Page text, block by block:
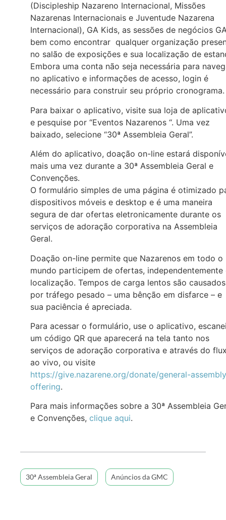
(Discipleship Nazareno Internacional, Missões
Nazarenas Internacionais e Juventude Nazarena
Internacional), GA Kids, as sessões de negócios
bem como encontrar qualquer organização
no salão de exposições e sua localização de
Embora uma conta não seja necessária para
no aplicativo e informações de acesso, login é
necessário para construir seu próprio cronograma.
Para baixar o aplicativo, visite sua loja de
e pesquise por “Eventos Nazarenos “. Uma vez
baixado, selecione “30ª Assembleia Geral”.
Além do aplicativo, doação on-line estará
mais uma vez durante a 30ª Assembleia Geral e
Convenções.
O formulário simples de uma página é otimizado
dispositivos móveis e desktop e é uma maneira
segura de dar ofertas eletronicamente durante os
serviços de adoração corporativa na Assembleia
Geral.
Doação on-line permite que Nazarenos em todo o
mundo participem de ofertas, independentemente
localização. Tempos de carga lentos são causados
por tráfego pesado – uma bênção em disfarce – e
sua paciência é apreciada.
Para acessar o formulário, use o aplicativo,
um código QR que aparecerá na tela tanto nos
serviços de adoração corporativa e através do
ao vivo, ou visite
https://give.nazarene.org/donate/general-
offering.
Para mais informações sobre a 30ª Assembleia
e Convenções, clique aqui.
30ª Assembleia Geral Anúncios da GMC